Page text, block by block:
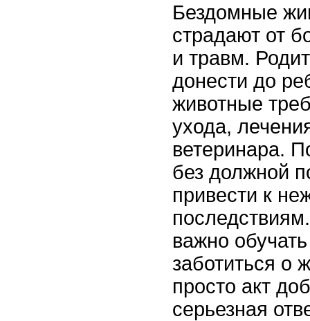
Бездомные
страдают от
и травм.
донести до
животные
ухода,
ветеринара.
без должной
привести к
важно
заботиться о
просто акт
серьезная